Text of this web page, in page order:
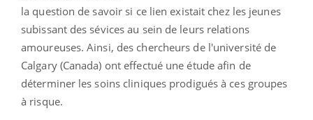
la question de savoir si ce lien existait chez les jeunes
subissant des sévices au sein de leurs relations
amoureuses. Ainsi, des chercheurs de l'université de
Calgary (Canada) ont effectué une étude afin de
déterminer les soins cliniques prodigués à ces groupes
à risque.